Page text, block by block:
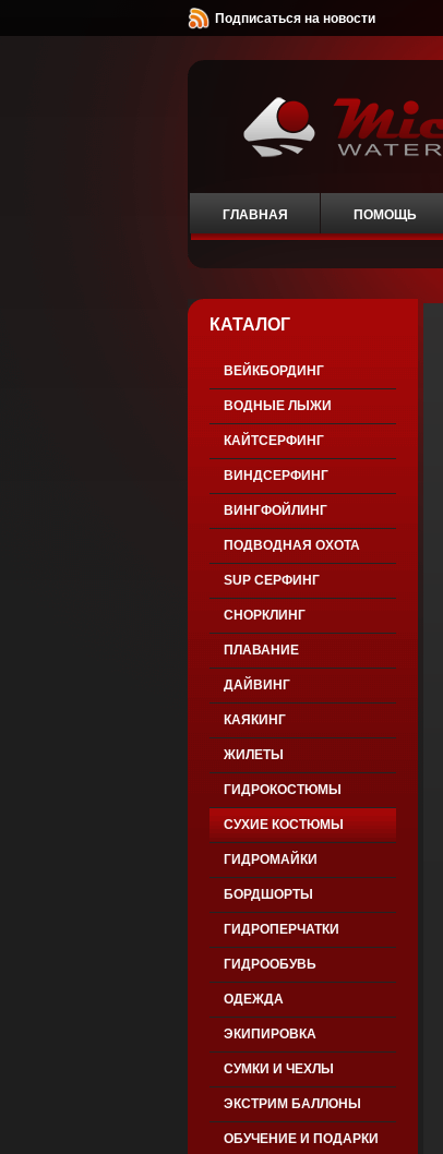
Подписаться на новости
ГЛАВНАЯ ПОМОЩЬ
КАТАЛОГ
ВЕЙКБОРДИНГ
ВОДНЫЕ ЛЫЖИ
КАЙТСЕРФИНГ
ВИНДСЕРФИНГ
ВИНГФОЙЛИНГ
ПОДВОДНАЯ ОХОТА
SUP СЕРФИНГ
СНОРКЛИНГ
ПЛАВАНИЕ
ДАЙВИНГ
КАЯКИНГ
ЖИЛЕТЫ
ГИДРОКОСТЮМЫ
СУХИЕ КОСТЮМЫ
ГИДРОМАЙКИ
БОРДШОРТЫ
ГИДРОПЕРЧАТКИ
ГИДРООБУВЬ
ОДЕЖДА
ЭКИПИРОВКА
СУМКИ И ЧЕХЛЫ
ЭКСТРИМ БАЛЛОНЫ
ОБУЧЕНИЕ И ПОДАРКИ